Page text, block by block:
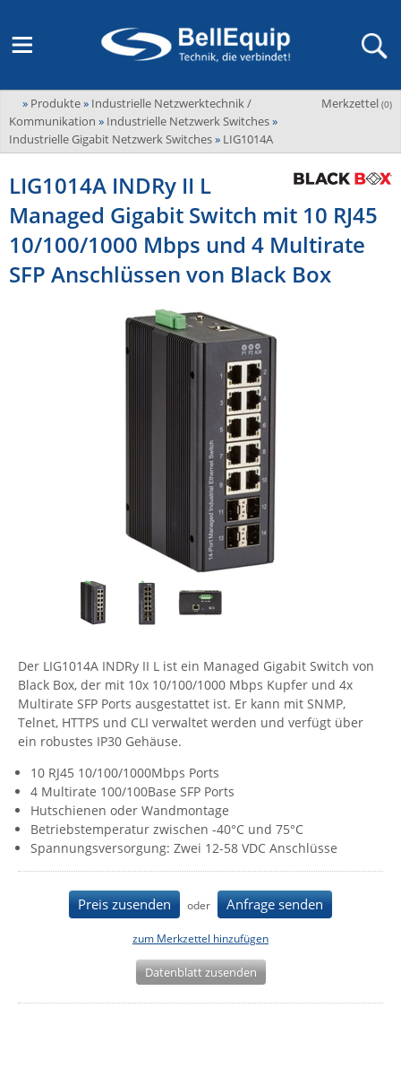
M2M Router, Antennen, VPN & SIM
Fernwartung via Mobilfunk (M2M)
SD-WAN & Bonding
Antennen
KVM & Audio/Video Signalverteilung
USV, Energieverteilung & -messung
IoT, Umgebungsmonitoring & Sensorik
IPC, Industrielle Netzwerktechnik & WLAN
Industrielle Netzwerktechnik / Kommunikation
Wi-Fi - WLAN - Wireless
IT Netzwerktechnik / Kommunikation
RMA / Rücksendung / Support
Adder
ADEL system
Advantech-Conel
AKCP / AKCess Pro
Amit
Aten
Enginko - mcf88
Fokus Technologies
Gude
Guntermann & Drunck
High Sec Labs
HW group
Icron
IEC Lock
Ihse
Kramer Electronics
Übersicht
Neue Produkte
Veranstaltungen
Bell-Up-to-Date Magazine
Aktueller Newsletter
LAGERABVERKAUF Stromverteilung und -messung
Unternehmen
Veranstaltungen
Jobs & Karriere
Merkzettel (0)
» Produkte» Industrielle Netzwerktechnik /
Kommunikation » Industrielle Netzwerk Switches»
Industrielle Gigabit Netzwerk Switches» LIG1014A
LIG1014A INDRy II L
Managed Gigabit Switch mit 10 RJ45
10/100/1000 Mbps und 4 Multirate
SFP Anschlüssen von Black Box
Der LIG1014A INDRy II L ist ein Managed Gigabit Switch von
Black Box, der mit 10x 10/100/1000 Mbps Kupfer und 4x
Multirate SFP Ports ausgestattet ist. Er kann mit SNMP,
Telnet, HTTPS und CLI verwaltet werden und verfügt über
ein robustes IP30 Gehäuse.
10 RJ45 10/100/1000Mbps Ports
4 Multirate 100/100Base SFP Ports
Hutschienen oder Wandmontage
Betriebstemperatur zwischen -40°C und 75°C
Spannungsversorgung: Zwei 12-58 VDC Anschlüsse
Preis zusenden oder Anfrage senden
zum Merkzettel hinzufügen
Datenblatt zusenden